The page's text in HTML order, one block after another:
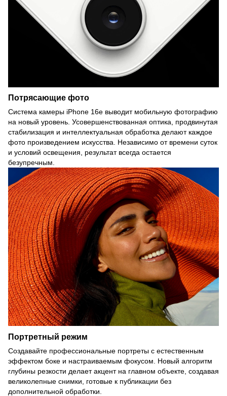
Потрясающие фото
Система камеры iPhone 16e выводит мобильную фотографию
на новый уровень. Усовершенствованная оптика, продвинутая
стабилизация и интеллектуальная обработка делают каждое
фото произведением искусства. Независимо от времени суток
и условий освещения, результат всегда остается
безупречным.
Портретный режим
Создавайте профессиональные портреты с естественным
эффектом боке и настраиваемым фокусом. Новый алгоритм
глубины резкости делает акцент на главном объекте, создавая
великолепные снимки, готовые к публикации без
дополнительной обработки.